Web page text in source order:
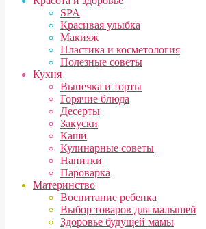
SPA
Красивая улыбка
Макияж
Пластика и косметология
Полезные советы
Кухня
Выпечка и торты
Горячие блюда
Десерты
Закуски
Каши
Кулинарные советы
Напитки
Пароварка
Материнство
Воспитание ребенка
Выбор товаров для малышей
Здоровье будущей мамы